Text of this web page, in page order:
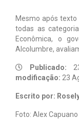
Notícias
Tabelas
Denúncia
Contato
Mesmo após
todas as
Econômica, o
Alcolumbre,
Publicado:
modificação: 23
Escrito por:
Foto: Alex Capuano